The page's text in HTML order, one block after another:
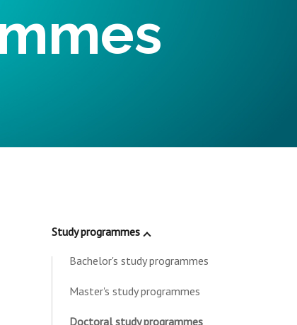
Study programmes
Bachelor's study programmes
Master's study programmes
Doctoral study programmes